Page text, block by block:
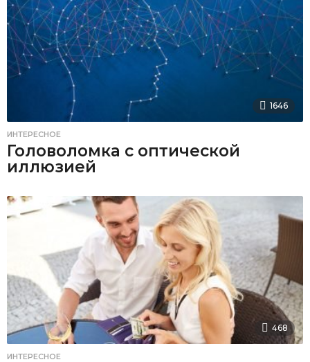
1646
ИНТЕРЕСНОЕ
Головоломка с оптической
иллюзией
468
ИНТЕРЕСНОЕ